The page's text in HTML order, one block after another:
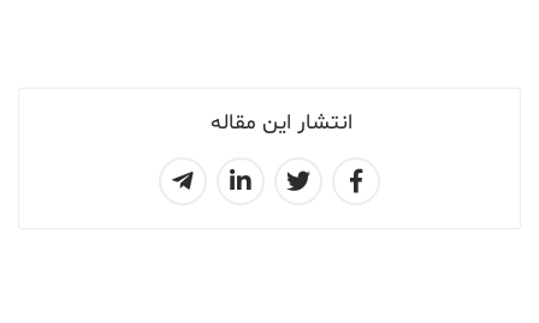
انتشار این مقاله